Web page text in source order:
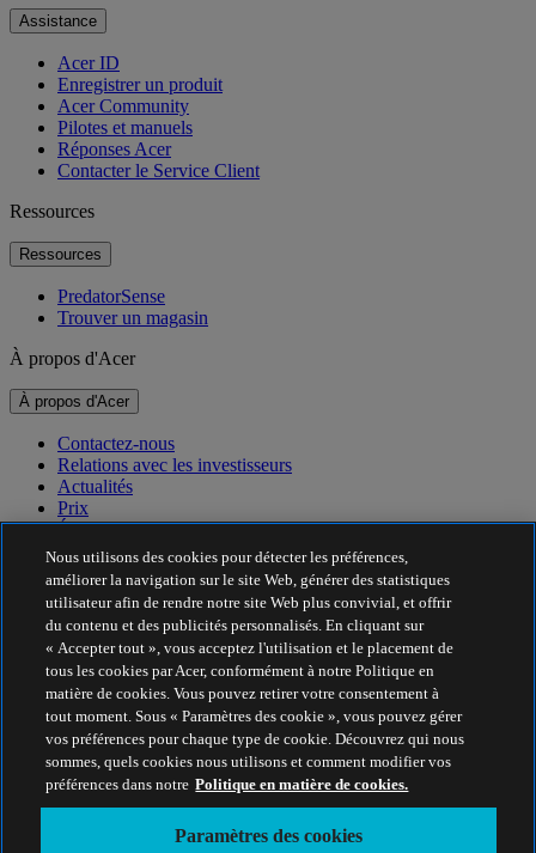
Assistance
Acer ID
Enregistrer un produit
Acer Community
Pilotes et manuels
Réponses Acer
Contacter le Service Client
Ressources
Ressources
PredatorSense
Trouver un magasin
À propos d'Acer
À propos d'Acer
Contactez-nous
Relations avec les investisseurs
Actualités
Prix
Événements
Développement durable
Développement durable
Responsabilité sociale de l'entreprise
Empreinte carbone du produit
Project Humanity
Earthion
Politique de confidentialité
Politique en matière de cookies
Mentions légales
Informations légales supplémentaires
Politique en matière d'accessibilité
Nous utilisons des cookies pour détecter les préférences,
améliorer la navigation sur le site Web, générer des statistiques
utilisateur afin de rendre notre site Web plus convivial, et offrir
du contenu et des publicités personnalisés. En cliquant sur
« Accepter tout », vous acceptez l'utilisation et le placement de
tous les cookies par Acer, conformément à notre Politique en
matière de cookies. Vous pouvez retirer votre consentement à
tout moment. Sous « Paramètres des cookie », vous pouvez gérer
vos préférences pour chaque type de cookie. Découvrez qui nous
sommes, quels cookies nous utilisons et comment modifier vos
préférences dans notre Politique en matière de cookies.
Paramètres des cookies